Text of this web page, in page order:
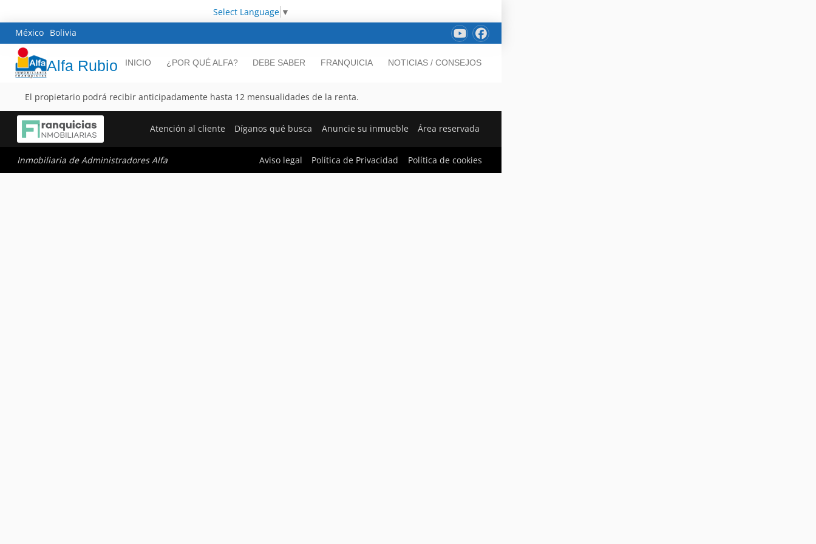
Select Language ▼
México Bolivia
Alfa Rubio INICIO ¿POR QUÉ ALFA? DEBE SABER FRANQUICIA NOTICIAS / CONSEJOS
El propietario podrá recibir anticipadamente hasta 12 mensualidades de la renta.
Atención al cliente Díganos qué busca Anuncie su inmueble Área reservada
Inmobiliaria de Administradores Alfa Aviso legal Política de Privacidad Política de cookies